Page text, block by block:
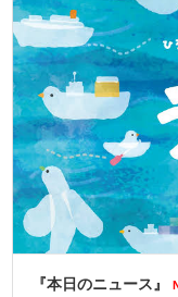
『本日のニュース』